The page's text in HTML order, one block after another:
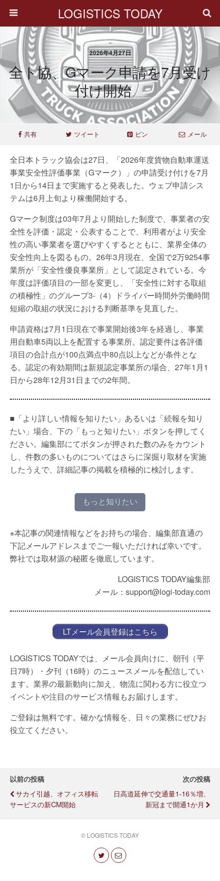
LOGISTICS TODAY
2026年4月27日
全ト協、Gマーク申請を7月受け
付け開始
共有 ツイート ピン メール
全日本トラック協会は27日、「2026年度貨物自動車運送
事業安全性評価事業（Gマーク）」の申請受け付けを7月
1日から14日まで実施すると発表した。ウェブ申請シス
テムは6月上旬より稼働開始する。
Gマーク制度は03年7月より開始した制度で、事業者の安
全性を評価・認定・公表することで、利用者がより安全
性の高い事業者を選びやすくするとともに、業界全体の
安全性向上を図るもの。26年3月現在、全国で2万9254事
業所が「安全性優良事業所」として認定されている。今
年度は評価項目の一部を変更し、「安全性に対する取組
の積極性」のグループ3-（4）ドライバー時間外労働時間
短縮の取組の状況における判断基準を見直した。
申請資格は7月1日現在で事業開始後3年を経過し、事業
用自動車5両以上を配置する事業所。認定要件は各評価
項目の合計点が100点満点中80点以上などが条件とな
る。認定の有効期間は新規認定事業所の場合、27年1月1
日から28年12月31日までの2年間。
■「より詳しい情報を知りたい」あるいは「続報を知り
たい」場合、下の「もっと知りたい」ボタンを押してく
ださい。編集部にてボタンが押された数のみをカウント
し、件数の多いものについてはさらに深掘り取材を実施
したうえで、詳細記事の掲載を積極的に検討します。
もっと知りたい
※本記事の関連情報などをお持ちの場合、編集部直通の
下記メールアドレスまでご一報いただければ幸いです。
弊社では取材源の秘匿を徹底しています。
LOGISTICS TODAY編集部
メール：support@logi-today.com
LTメール会員登録はこちら
LOGISTICS TODAYでは、メール会員向けに、朝刊（平
日7時）・夕刊（16時）のニュースメールを配信してい
ます。業界の最新動向に加え、物流に関わる方に役立つ
イベントや注目のサービス情報もお届けします。
ご登録は無料です。確かな情報を、日々の業務にぜひお
役立てください。
以前の投稿
サカイ引越、オフィス移転
サービスの新CM開始
次の投稿
日高道延伸で交通量1-16％増、
新冠まで開通1か月
© LOGISTICS TODAY